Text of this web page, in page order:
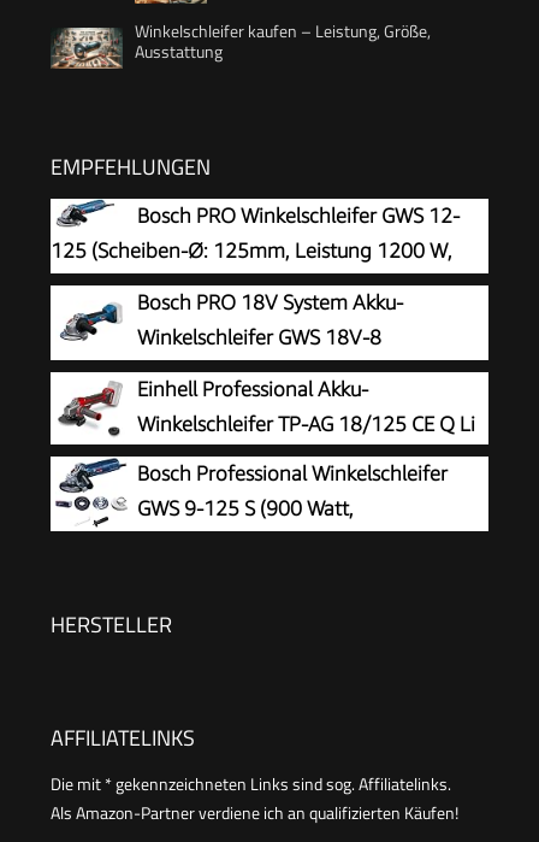
Winkelschleifer kaufen – Leistung, Größe,
Ausstattung
EMPFEHLUNGEN
Bosch PRO Winkelschleifer GWS 12-
125 (Scheiben-Ø: 125mm, Leistung 1200 W,
Wiederanlaufschutz, inkl. Schutzhaube,
Spannmutter, Standard-Zusatzhandgriff)
Bosch PRO 18V System Akku-
Winkelschleifer GWS 18V-8
(Scheibendurchmesser 125 mm)
Einhell Professional Akku-
Winkelschleifer TP-AG 18/125 CE Q Li
Bosch Professional Winkelschleifer
GWS 9-125 S (900 Watt,
HERSTELLER
AFFILIATELINKS
Die mit * gekennzeichneten Links sind sog. Affiliatelinks.
Als Amazon-Partner verdiene ich an qualifizierten Käufen!